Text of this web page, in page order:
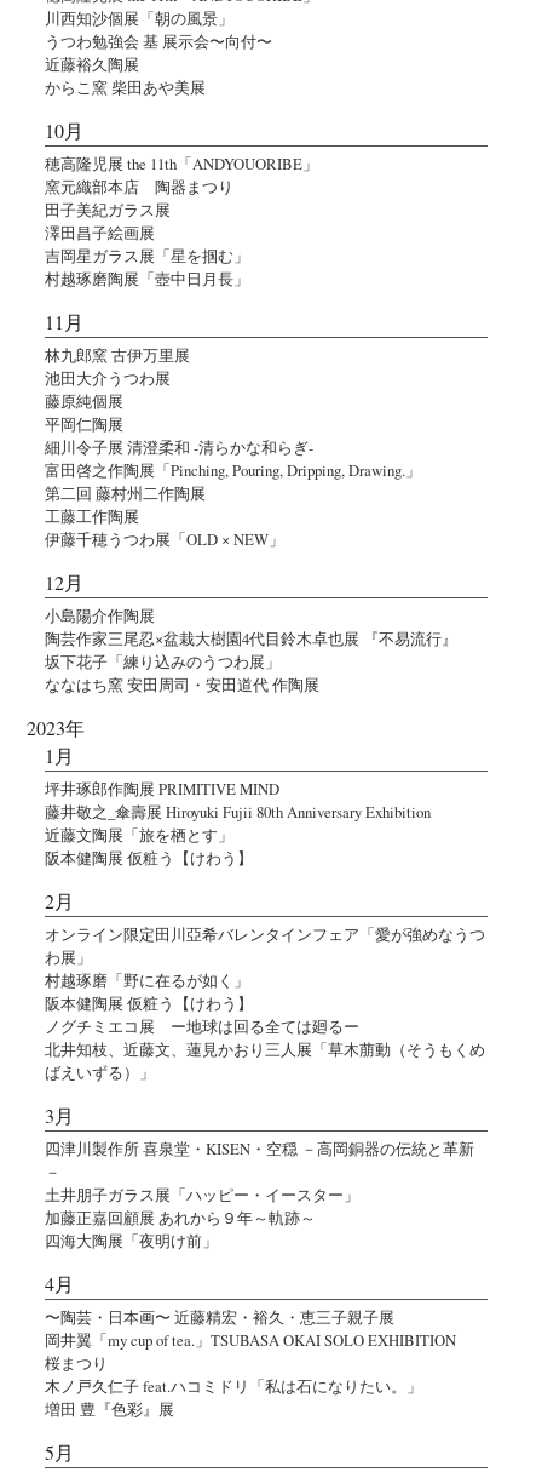
川西知沙個展「朝の風景」
うつわ勉強会 基 展示会〜向付〜
近藤裕久陶展
からこ窯 柴田あや美展
10月
穂高隆児展 the 11th「ANDYOUORIBE」
窯元織部本店 陶器まつり
田子美紀ガラス展
澤田昌子絵画展
吉岡星ガラス展「星を掴む」
村越琢磨陶展「壺中日月長」
11月
林九郎窯 古伊万里展
池田大介うつわ展
藤原純個展
平岡仁陶展
細川令子展 清澄柔和 -清らかな和らぎ-
富田啓之作陶展「Pinching, Pouring, Dripping, Drawing.」
第二回 藤村州二作陶展
工藤工作陶展
伊藤千穂うつわ展「OLD × NEW」
12月
小島陽介作陶展
陶芸作家三尾忍×盆栽大樹園4代目鈴木卓也展 『不易流行』
坂下花子「練り込みのうつわ展」
ななはち窯 安田周司・安田道代 作陶展
2023年
1月
坪井琢郎作陶展 PRIMITIVE MIND
藤井敬之_傘壽展 Hiroyuki Fujii 80th Anniversary Exhibition
近藤文陶展「旅を栖とす」
阪本健陶展 仮粧う【けわう】
2月
オンライン限定田川亞希バレンタインフェア「愛が強めなうつ
わ展」
村越琢磨「野に在るが如く」
阪本健陶展 仮粧う【けわう】
ノグチミエコ展 ー地球は回る全ては廻るー
北井知枝、近藤文、蓮見かおり三人展「草木萠動（そうもくめ
ばえいずる）」
3月
四津川製作所 喜泉堂・KISEN・空穏 －高岡銅器の伝統と革新
－
土井朋子ガラス展「ハッピー・イースター」
加藤正嘉回顧展 あれから９年～軌跡～
四海大陶展「夜明け前」
4月
〜陶芸・日本画〜 近藤精宏・裕久・恵三子親子展
岡井翼「my cup of tea.」TSUBASA OKAI SOLO EXHIBITION
桜まつり
木ノ戸久仁子 feat.ハコミドリ「私は石になりたい。」
増田 豊『色彩』展
5月